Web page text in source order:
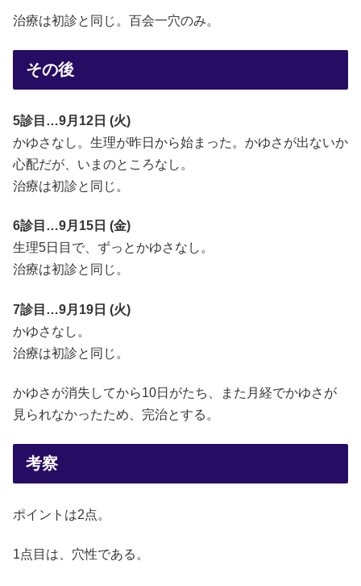
治療は初診と同じ。百会一穴のみ。
その後
5診目…9月12日 (火)
かゆさなし。生理が昨日から始まった。かゆさが出ないか
心配だが、いまのところなし。
治療は初診と同じ。
6診目…9月15日 (金)
生理5日目で、ずっとかゆさなし。
治療は初診と同じ。
7診目…9月19日 (火)
かゆさなし。
治療は初診と同じ。
かゆさが消失してから10日がたち、また月経でかゆさが
見られなかったため、完治とする。
考察
ポイントは2点。
1点目は、穴性である。